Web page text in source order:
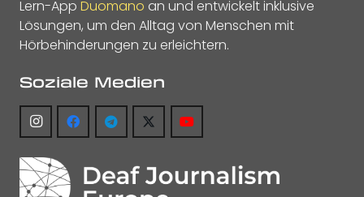
Lern-App Duomano an und entwickelt inklusive
Lösungen, um den Alltag von Menschen mit
Hörbehinderungen zu erleichtern.
Soziale Medien